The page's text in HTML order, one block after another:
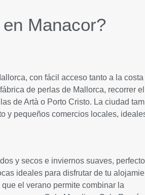
Manacor?
con fácil acceso tanto a la costa
de perlas de Mallorca, recorrer el
de Artà o Porto Cristo. La ciudad
y pequeños comercios locales,
y secos e inviernos suaves,
ideales para disfrutar de tu
el verano permite combinar la